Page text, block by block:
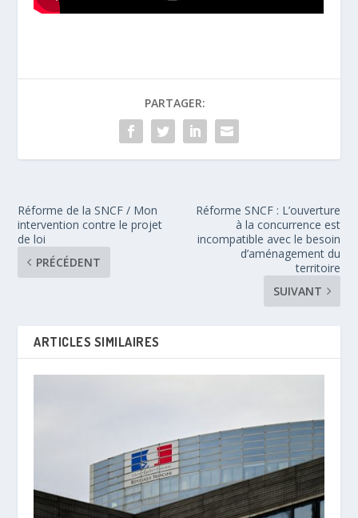
PARTAGER:
Réforme de la SNCF / Mon
intervention contre le projet
de loi
PRÉCÉDENT
Réforme SNCF : L’ouverture
à la concurrence est
incompatible avec le besoin
d’aménagement du
territoire
SUIVANT
ARTICLES SIMILAIRES